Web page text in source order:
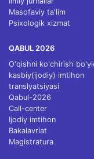
Masofaviy ta'lim
Psixologik xizmat
QABUL 2026
O'qishni ko'chirish
kasbiy(ijodiy) imtihon
translyatsiyasi
Qabul-2026
Call-center
Ijodiy imtihon
Bakalavriat
Magistratura